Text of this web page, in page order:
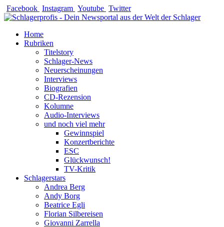
Zum
Inhalt
Facebook Instagram Youtube Twitter
Home
Rubriken
Titelstory
Schlager-News
Neuerscheinungen
Interviews
Biografien
CD-Rezension
Kolumne
Audio-Interviews
und noch viel mehr
Gewinnspiel
Konzertberichte
ESC
Glückwunsch!
TV-Kritik
Schlagerstars
Andrea Berg
Andy Borg
Beatrice Egli
Florian Silbereisen
Giovanni Zarrella